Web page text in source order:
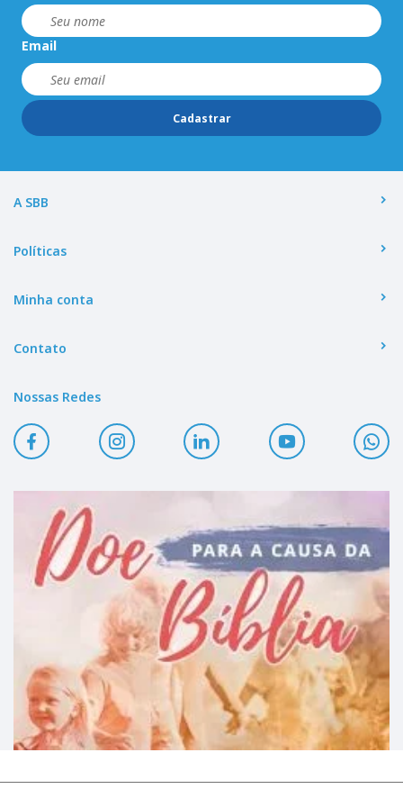
Email
Cadastrar
A SBB
Políticas
Minha conta
Contato
Nossas Redes